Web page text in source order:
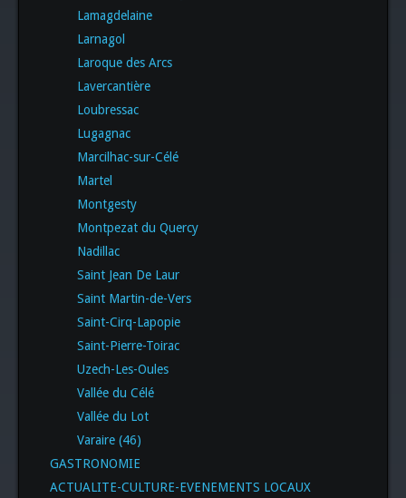
Lamagdelaine
Larnagol
Laroque des Arcs
Lavercantière
Loubressac
Lugagnac
Marcilhac-sur-Célé
Martel
Montgesty
Montpezat du Quercy
Nadillac
Saint Jean De Laur
Saint Martin-de-Vers
Saint-Cirq-Lapopie
Saint-Pierre-Toirac
Uzech-Les-Oules
Vallée du Célé
Vallée du Lot
Varaire (46)
GASTRONOMIE
ACTUALITE-CULTURE-EVENEMENTS LOCAUX